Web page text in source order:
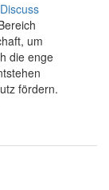
Discuss
um
die enge
fördern.